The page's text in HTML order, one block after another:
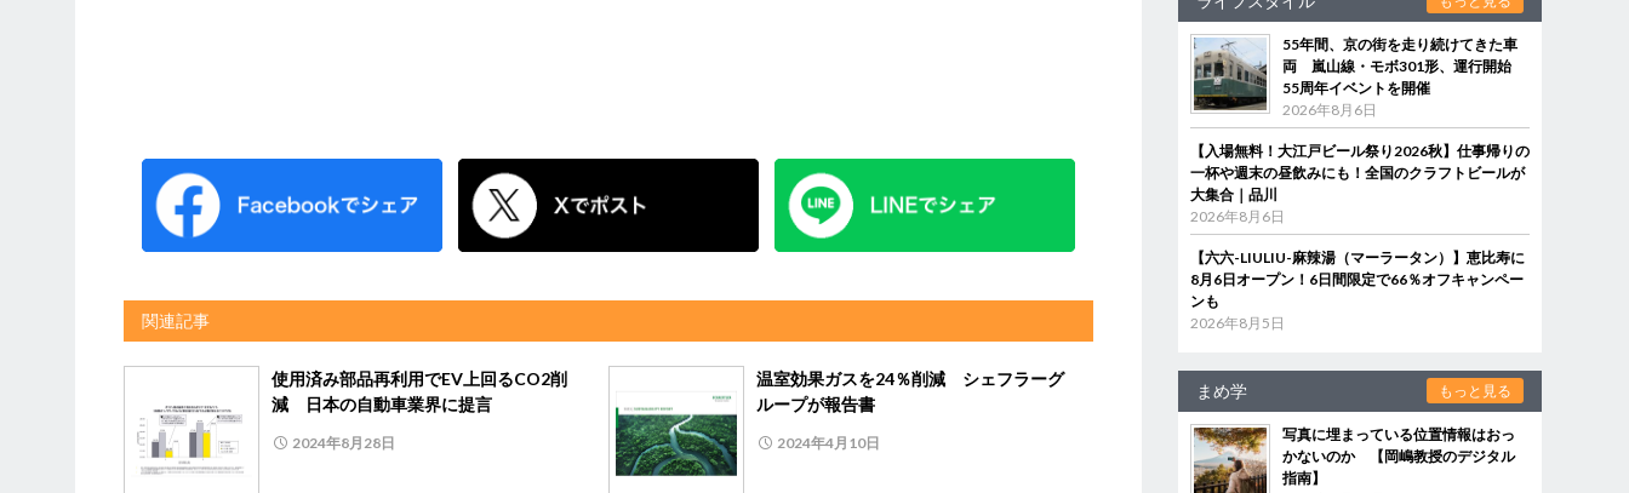
関連記事
使用済み部品再利用でEV上回るCO2削
減 日本の自動車業界に提言
2024年8月28日
温室効果ガスを24％削減 シェフラーグ
ループが報告書
2024年4月10日
55年間、京の街を走り続けてきた車
両 嵐山線・モボ301形、運行開始
55周年イベントを開催
2026年8月6日
【入場無料！大江戸ビール祭り2026秋】仕事帰りの
一杯や週末の昼飲みにも！全国のクラフトビールが
大集合｜品川
2026年8月6日
【六六-LIULIU-麻辣湯（マーラータン）】恵比寿に
8月6日オープン！6日間限定で66％オフキャンペー
ンも
2026年8月5日
まめ学 もっと見る
写真に埋まっている位置情報はおっ
かないのか 【岡嶋教授のデジタル
指南】